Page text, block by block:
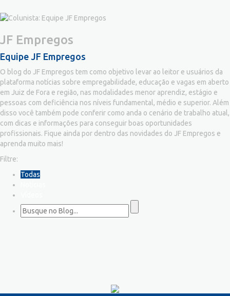
JF Empregos
Equipe JF Empregos
O blog do JF Empregos tem como objetivo levar ao leitor e usuários da
plataforma notícias sobre empregabilidade, educação e vagas em aberto
em Juiz de Fora e região, nas modalidades menor aprendiz, estágio e
pessoas com deficiência nos níveis fundamental, médio e superior. Além
disso você também pode conferir como anda o cenário de trabalho atual,
com dicas e informações para conseguir boas oportunidades
profissionais. Fique ainda por dentro das novidades do JF Empregos e
aprenda muito mais!
Filtre:
Todas